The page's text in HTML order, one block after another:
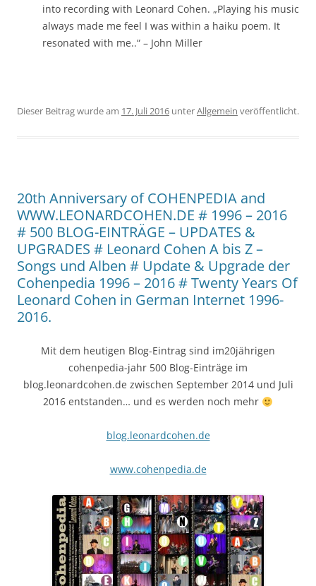
into recording with Leonard Cohen. „Playing his music
always made me feel I was within a haiku poem. It
resonated with me..“ – John Miller
Dieser Beitrag wurde am 17. Juli 2016 unterAllgemein veröffentlicht.
20th Anniversary of COHENPEDIA and
WWW.LEONARDCOHEN.DE # 1996 – 2016
# 500 BLOG-EINTRÄGE – UPDATES &
UPGRADES # Leonard Cohen A bis Z –
Songs und Alben # Update & Upgrade der
Cohenpedia 1996 – 2016 # Twenty Years Of
Leonard Cohen in German Internet 1996-
2016.
Mit dem heutigen Blog-Eintrag sind im20jährigen
cohenpedia-jahr 500 Blog-Einträge im
blog.leonardcohen.de zwischen September 2014 und Juli
2016 entstanden… und es werden noch mehr
blog.leonardcohen.de
www.cohenpedia.de